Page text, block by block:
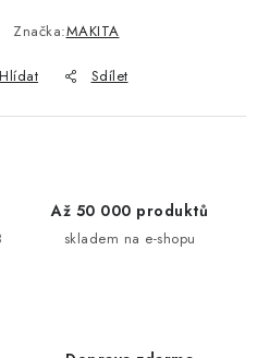
Značka:MAKITA
Hlídat Sdílet
Až 50 000 produktů
skladem na e-shopu